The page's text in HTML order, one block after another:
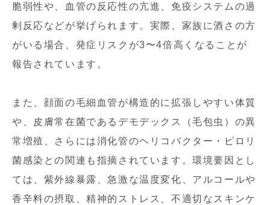
脆弱性や、血管の反応性の亢進、免疫システムの過
剰反応などが挙げられます。実際、家族に酒さの方
がいる場合、発症リスクが3〜4倍高くなることが
報告されています。
また、顔面の毛細血管が構造的に拡張しやすい体質
や、皮膚常在菌であるデモデックス（毛包虫）の異
常増殖、さらには消化管のヘリコバクター・ピロリ
菌感染との関連も指摘されています。環境要因とし
ては、紫外線暴露、急激な温度変化、アルコールや
香辛料の摂取、精神的ストレス、不適切なスキンケ